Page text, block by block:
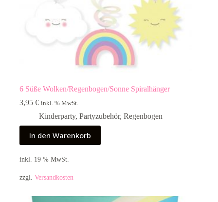
6 Süße Wolken/Regenbogen/Sonne Spiralhänger
3,95 € inkl. % MwSt.
Kinderparty, Partyzubehör, Regenbogen
In den Warenkorb
inkl. 19 % MwSt.
zzgl. Versandkosten